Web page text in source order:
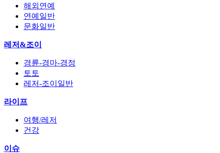
해외연예
연예일반
문화일반
레저&조이
경륜-경마-경정
토토
레저-조이일반
라이프
여행/레저
건강
이슈